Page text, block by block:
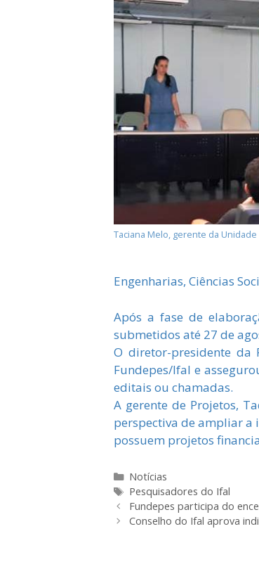
Taciana Melo, gerente da
Engenharias, Ciências
Após a fase de
submetidos até 27 de
O diretor-presidente da
Fundepes/Ifal e
editais ou chamadas.
A gerente de Projetos,
perspectiva de ampliar a
possuem projetos
Categorias
Notícias
Tags
Pesquisadores do Ifal
Fundepes participa do
Conselho do Ifal aprova